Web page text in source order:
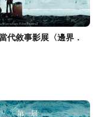
代敘事影展〈邊界．